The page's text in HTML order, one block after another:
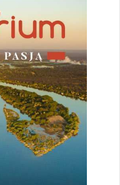
przerwa
zarodka.
trwa
tygodni), u
zaś
Diapauza
strategii
danemu